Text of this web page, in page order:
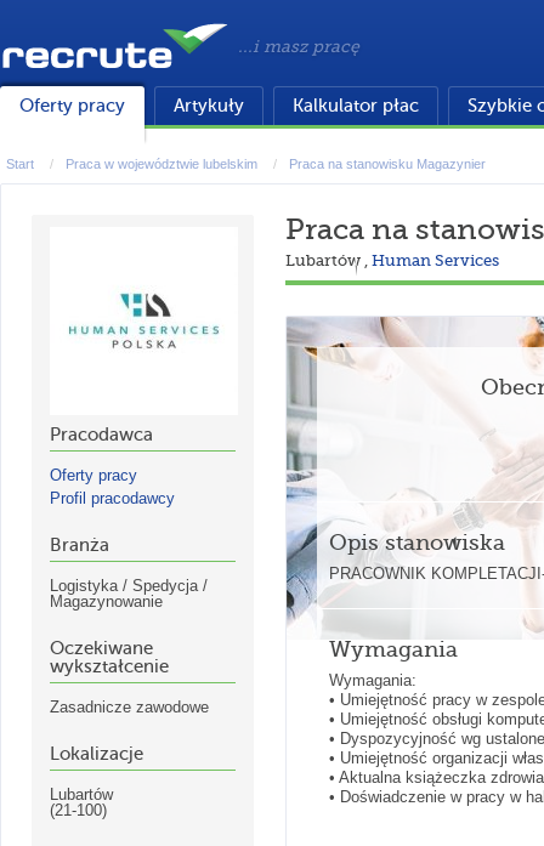
...i masz pracę
Oferty pracy Artykuły Kalkulator płac Szybkie
Start Praca w województwie lubelskim Praca na stanowisku Magazynier
Pracodawca
Oferty pracy
Profil pracodawcy
Branża
Logistyka / Spedycja /
Magazynowanie
Oczekiwane
wykształcenie
Zasadnicze zawodowe
Lokalizacje
Lubartów
(21-100)
Praca na
Lubartów, Human Services
Opis stanowiska
PRACOWNIK
Wymagania
Wymagania:
• Umiejętność pracy w
• Umiejętność obsługi
• Dyspozycyjność wg
• Umiejętność organizacji
• Aktualna książeczka
• Doświadczenie w pracy w